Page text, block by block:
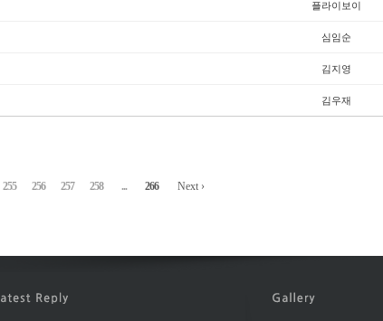
플라이보이
심임순
김지영
김우재
255 256 257 258 ... 266 Next ›